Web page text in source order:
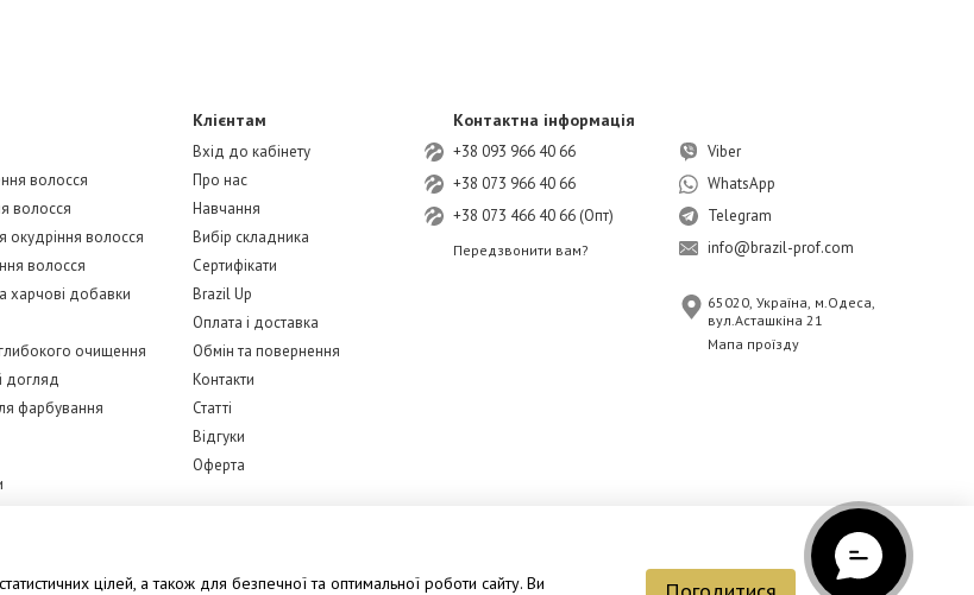
волосся
волосся
окудріння волосся
волосся
харчові добавки
очищення
догляд
фарбування
Клієнтам
Вхід до кабінету
Про нас
Навчання
Вибір складника
Сертифікати
Brazil Up
Оплата і доставка
Обмін та повернення
Контакти
Статті
Відгуки
Оферта
Контактна інформація
+38 093 966 40 66
+38 073 966 40 66
+38 073 466 40 66 (Опт)
Передзвонити вам?
Viber
WhatsApp
Telegram
info@brazil-prof.com
65020, Україна, м.Одеса,
вул.Асташкіна 21
Мапа проїзду
цілей, а також для безпечної та оптимальної роботи сайту. Ви